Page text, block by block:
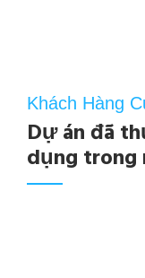
Khách Hàng
Dự án đã
dụng trong